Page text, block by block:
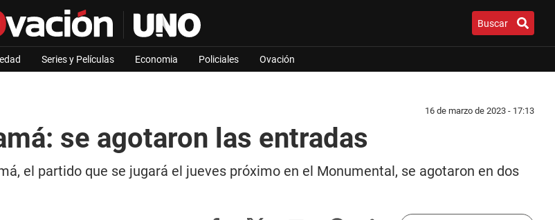
Buscar
Series y Películas Economia Policiales Ovación
16 de marzo de 2023 - 17:13
se agotaron las entradas
el partido que se jugará el jueves próximo en el Monumental, se agotaron en dos